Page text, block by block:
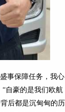
事保障任务，我心
自豪的是我们欧航
后都是沉甸甸的历